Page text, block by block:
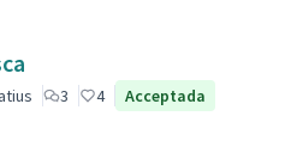
3 4 Acceptada